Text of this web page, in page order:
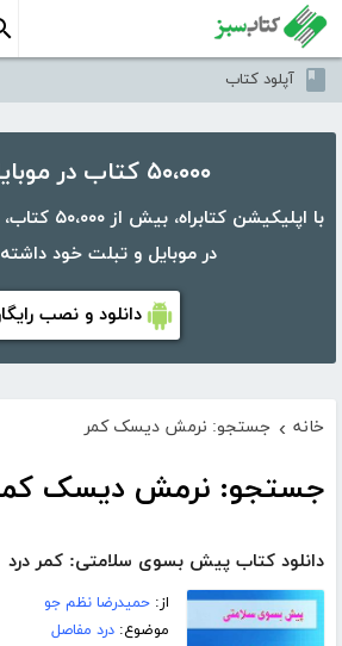
آپلود کتاب
۵۰،۰۰۰ کتاب در موبایل شما
با اپلیکیشن
در موبایل و تبلت خود
دانلود و نصب
خانه › جستجو: نرمش دیسک کمر
جستجو: نرمش دیسک
دانلود کتاب پیش بسوی سلامتی: کمر درد
از:حمیدرضا نظم جو
موضوع:درد مفاصل